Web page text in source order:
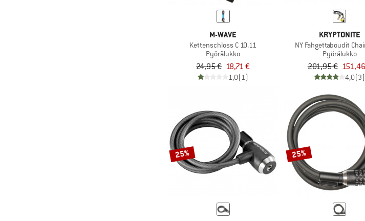
M-WAVE
Kettenschloss C 10.11
Pyörälukko
24,95 € 18,71 €
1,0(1)
KRYPTONITE
NY Fahgettaboudit
Pyörälukko
201,95 €
4,0(3)
25% 25%